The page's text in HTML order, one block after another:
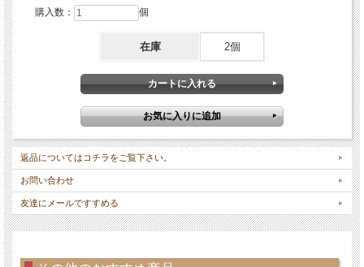
【ハリネズミ・モルモットの場合】
※ヒーター本体と生き物との間に、十分な空間を確保して下さい。(目安:10cm以
し生き物の口に触れることがないよう必ず外へ出して下さい。ケージ内部側面には
設置しないで下さい。
をご覧下さい。
生き物が寒い時に近寄って暖まる
表面温度約80～95℃
設定温度切り替えスイッチ(2段階 温度設定機能)
■ OFF 発熱OFF
■ L(Low) 最低設定値 約80℃
※設定値誤差 ±5℃
作動ランプ
購入数： 個
在庫 2個
返品についてはコチラをご覧下さい。
お問い合わせ
友達にメールですすめる